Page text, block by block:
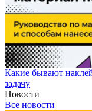
Какие бывают
задачу
Новости
Все новости